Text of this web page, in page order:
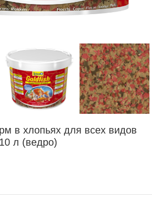
в хлопьях для всех видов
л (ведро)